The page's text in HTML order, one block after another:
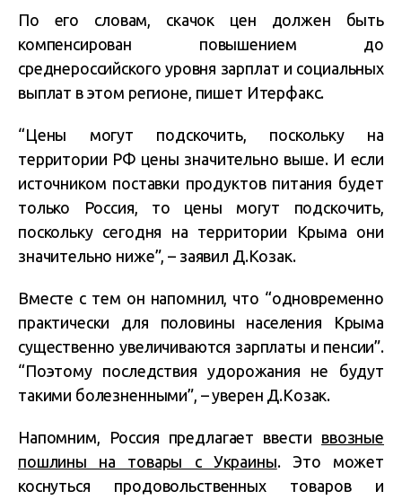
По его словам, скачок цен должен быть
компенсирован повышением до
среднероссийского уровня зарплат и социальных
выплат в этом регионе, пишет Итерфакс.
“Цены могут подскочить, поскольку на
территории РФ цены значительно выше. И если
источником поставки продуктов питания будет
только Россия, то цены могут подскочить,
поскольку сегодня на территории Крыма они
значительно ниже”, – заявил Д.Козак.
Вместе с тем он напомнил, что “одновременно
практически для половины населения Крыма
существенно увеличиваются зарплаты и пенсии”.
“Поэтому последствия удорожания не будут
такими болезненными”, – уверен Д.Козак.
Напомним, Россия предлагает ввести ввозные
пошлины на товары с Украины. Это может
коснуться продовольственных товаров и